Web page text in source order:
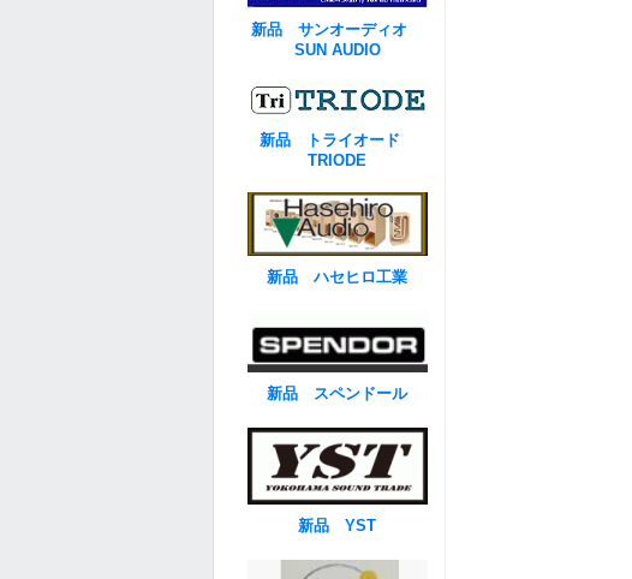
新品 サンオーディオ
SUN AUDIO
新品 トライオード
TRIODE
新品 ハセヒロ工業
新品 スペンドール
新品 YST